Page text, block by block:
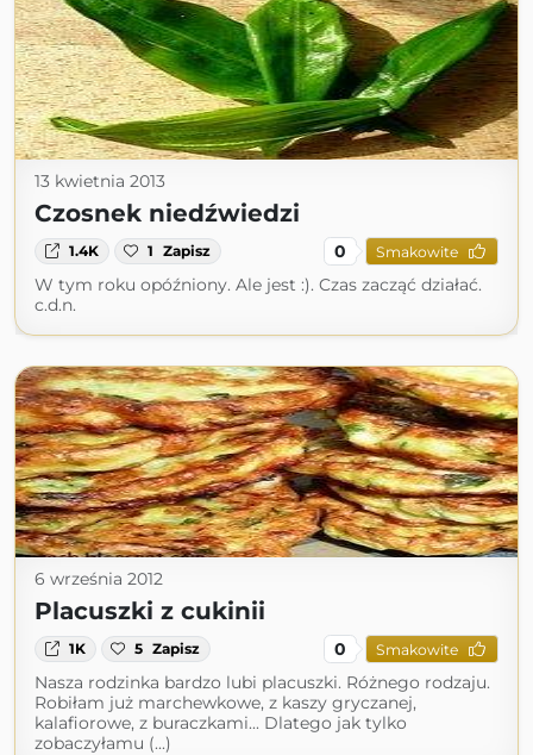
13 kwietnia 2013
Czosnek niedźwiedzi
1.4K 1 Zapisz 0 Smakowite
W tym roku opóźniony. Ale jest :). Czas zacząć działać.
c.d.n.
6 września 2012
Placuszki z cukinii
1K 5 Zapisz 0 Smakowite
Nasza rodzinka bardzo lubi placuszki. Różnego rodzaju.
Robiłam już marchewkowe, z kaszy gryczanej,
kalafiorowe, z buraczkami... Dlatego jak tylko
zobaczyłamu (...)